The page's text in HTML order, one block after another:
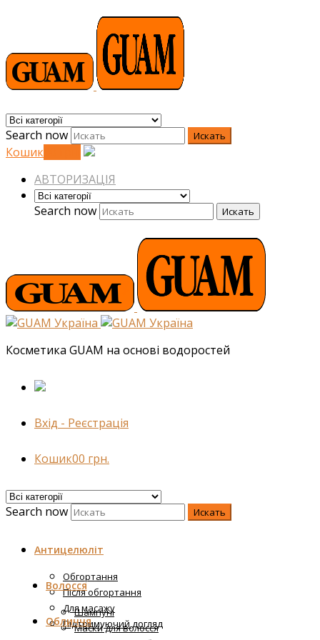
Search now Искать
Кошик
АВТОРИЗАЦІЯ
Search now
Искать
Косметика GUAM на основі водоростей
Вхід - Реєстрація
Кошик00 грн.
Search now Искать
Антицелюліт
Обгортання
Після обгортання
Для масажу
Підтримуючий догляд
Волосся
Шампуні
Маски для волосся
Обличчя